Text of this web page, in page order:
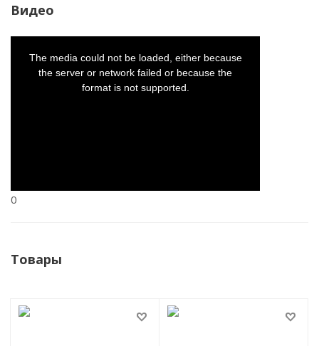
Видео
The media could not be loaded, either because
the server or network failed or because the
format is not supported.
0
Товары